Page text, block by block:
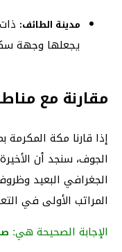
مدينة الطائف:
يجعلها وجهة
مقارنة مع
إذا قارنا مكة
الجوف، سنجد أن
الجغرافي البعيد
المراتب الأولى في
الإجابة الصحيحة هي: